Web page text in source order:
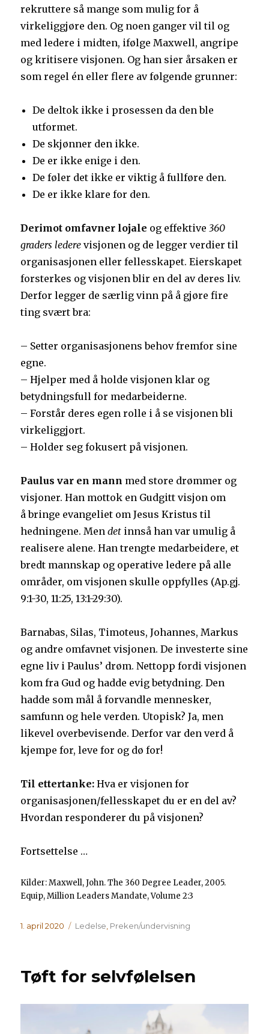
rekruttere så mange som mulig for å
virkeliggjøre den. Og noen ganger vil til og
med ledere i midten, ifølge Maxwell, angripe
og kritisere visjonen. Og han sier årsaken er
som regel én eller flere av følgende grunner:
De deltok ikke i prosessen da den ble
utformet.
De skjønner den ikke.
De er ikke enige i den.
De føler det ikke er viktig å fullføre den.
De er ikke klare for den.
Derimot omfavner lojale og effektive 360
graders ledere visjonen og de legger verdier til
organisasjonen eller fellesskapet. Eierskapet
forsterkes og visjonen blir en del av deres liv.
Derfor legger de særlig vinn på å gjøre fire
ting svært bra:
– Setter organisasjonens behov fremfor sine
egne.
– Hjelper med å holde visjonen klar og
betydningsfull for medarbeiderne.
– Forstår deres egen rolle i å se visjonen bli
virkeliggjort.
– Holder seg fokusert på visjonen.
Paulus var en mann med store drømmer og
visjoner. Han mottok en Gudgitt visjon om
å bringe evangeliet om Jesus Kristus til
hedningene. Mendet innså han var umulig å
realisere alene. Han trengte medarbeidere, et
bredt mannskap og operative ledere på alle
områder, om visjonen skulle oppfylles (Ap.gj.
9:1-30, 11:25, 13:1-29:30).
Barnabas, Silas, Timoteus, Johannes, Markus
og andre omfavnet visjonen. De investerte sine
egne liv i Paulus’ drøm. Nettopp fordi visjonen
kom fra Gud og hadde evig betydning. Den
hadde som mål å forvandle mennesker,
samfunn og hele verden. Utopisk? Ja, men
likevel overbevisende. Derfor var den verd å
kjempe for, leve for og dø for!
Til ettertanke: Hva er visjonen for
organisasjonen/fellesskapet du er en del av?
Hvordan responderer du på visjonen?
Fortsettelse …
Kilder: Maxwell, John. The 360 Degree Leader, 2005.
Equip, Million Leaders Mandate, Volume 2:3
Publisert
1. april 2020 Kategorier
Ledelse Preken/undervisning
Tøft for selvfølelsen